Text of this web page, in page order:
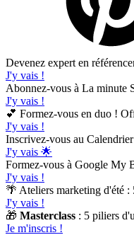
Devenez expert en
J'y vais !
Abonnez-vous à La minute
J'y vais !
💕 Formez-vous en duo !
J'y vais !
Inscrivez-vous au
J'y vais 🌟
Formez-vous à Google My
J'y vais !
🌴 Ateliers marketing d'été :
J'y vais !
🎁 Masterclass : 5 piliers
Je m'inscris !